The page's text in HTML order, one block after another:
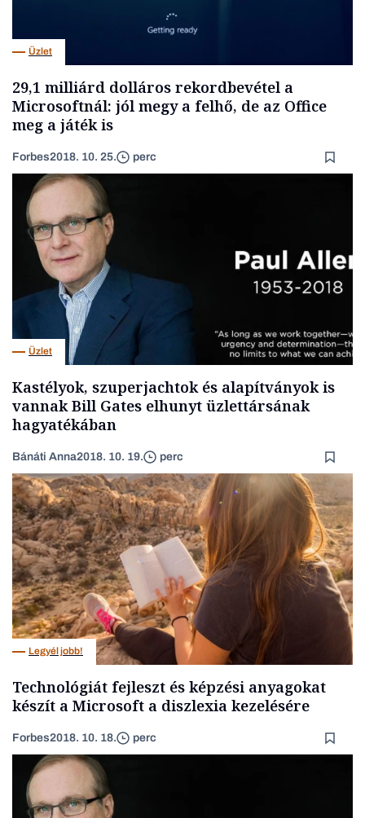
Üzlet
29,1 milliárd dolláros rekordbevétel a
Microsoftnál: jól megy a felhő, de az Office
meg a játék is
Forbes2018. 10. 25. perc
Üzlet
Kastélyok, szuperjachtok és alapítványok is
vannak Bill Gates elhunyt üzlettársának
hagyatékában
Bánáti Anna2018. 10. 19. perc
Legyél jobb!
Technológiát fejleszt és képzési anyagokat
készít a Microsoft a diszlexia kezelésére
Forbes2018. 10. 18. perc